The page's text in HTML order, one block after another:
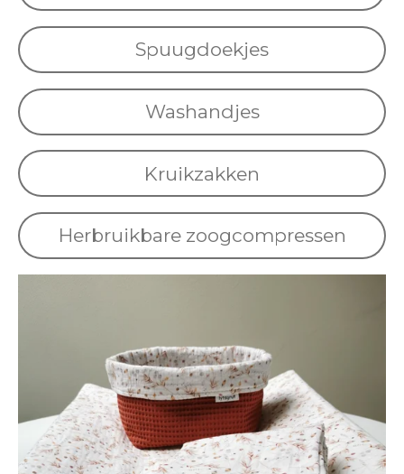
Spuugdoekjes
Washandjes
Kruikzakken
Herbruikbare zoogcompressen